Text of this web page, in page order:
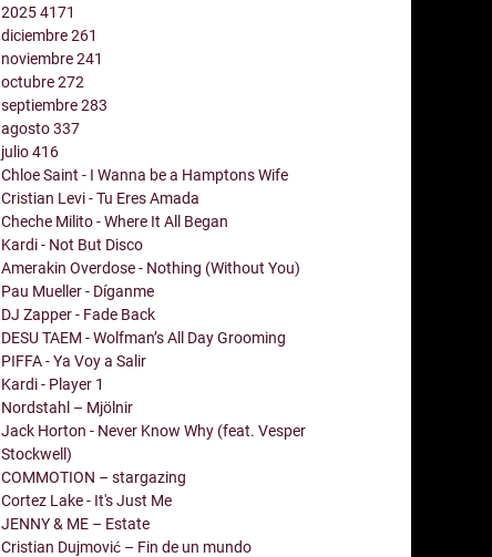
20254171
diciembre261
noviembre241
octubre272
septiembre283
agosto337
julio416
Chloe Saint - I Wanna be a Hamptons Wife
Cristian Levi - Tu Eres Amada
Cheche Milito - Where It All Began
Kardi - Not But Disco
Amerakin Overdose - Nothing (Without You)
Pau Mueller - Díganme
DJ Zapper - Fade Back
DESU TAEM - Wolfman’s All Day Grooming
PIFFA - Ya Voy a Salir
Kardi - Player 1
Nordstahl – Mjölnir
Jack Horton - Never Know Why (feat. Vesper
Stockwell)
COMMOTION – stargazing
Cortez Lake - It's Just Me
JENNY & ME – Estate
Cristian Dujmović – Fin de un mundo